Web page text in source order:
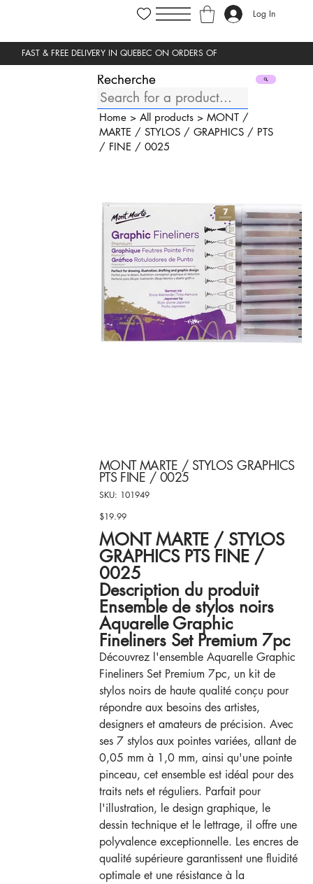
Log In
Recherche
Home> All products> MONT /
MARTE / STYLOS / GRAPHICS / PTS
/ FINE / 0025
MONT MARTE / STYLOS GRAPHICS
PTS FINE / 0025
SKU:
SKU
101949
101949
Price
$19.99
MONT MARTE / STYLOS
GRAPHICS PTS FINE /
0025
Description du produit
Ensemble de stylos noirs
Aquarelle Graphic
Fineliners Set Premium 7pc
Découvrez l'ensemble Aquarelle Graphic
Fineliners Set Premium 7pc, un kit de
stylos noirs de haute qualité conçu pour
répondre aux besoins des artistes,
designers et amateurs de précision. Avec
ses 7 stylos aux pointes variées, allant de
0,05 mm à 1,0 mm, ainsi qu'une pointe
pinceau, cet ensemble est idéal pour des
traits nets et réguliers. Parfait pour
l'illustration, le design graphique, le
dessin technique et le lettrage, il offre une
polyvalence exceptionnelle. Les encres de
qualité supérieure garantissent une fluidité
optimale et une résistance à la